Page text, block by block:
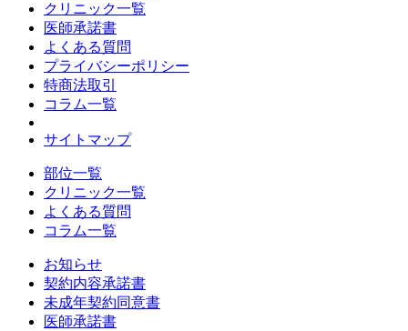
クリニック一覧
医師承諾書
よくある質問
プライバシーポリシー
特商法取引
コラム一覧
サイトマップ
部位一覧
クリニック一覧
よくある質問
コラム一覧
お知らせ
契約内容承諾書
未成年契約同意書
医師承諾書